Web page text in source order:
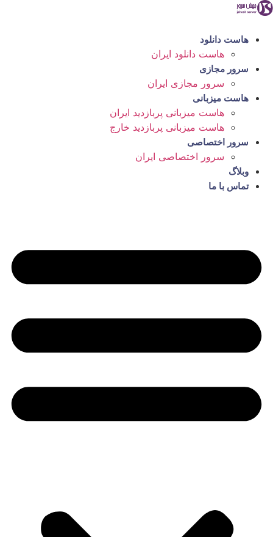
پرش
محتوا
هاست دانلود
هاست دانلود ایران
سرور مجازی
سرور مجازی ایران
هاست میزبانی
هاست میزبانی پربازدید ایران
هاست میزبانی پربازدید خارج
سرور اختصاصی
سرور اختصاصی ایران
وبلاگ
تماس با ما